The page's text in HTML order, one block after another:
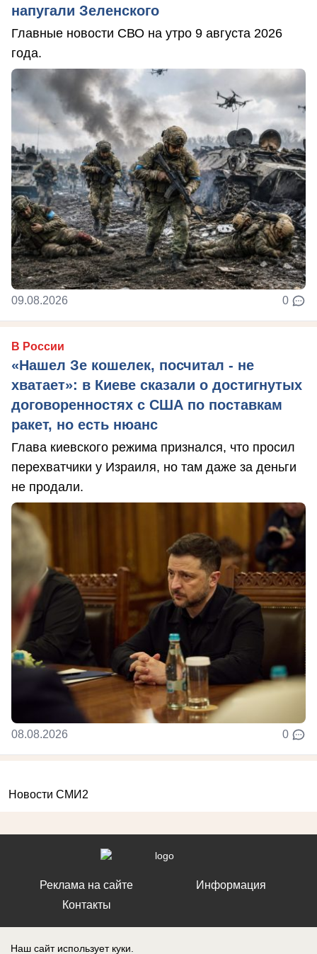
напугали Зеленского
Главные новости СВО на утро 9 августа 2026
года.
09.08.2026 0
В России
«Нашел Зе кошелек, посчитал - не
хватает»: в Киеве сказали о достигнутых
договоренностях с США по поставкам
ракет, но есть нюанс
Глава киевского режима признался, что просил
перехватчики у Израиля, но там даже за деньги
не продали.
08.08.2026 0
Новости СМИ2
Реклама на сайте
Контакты
Информация
Наш сайт использует куки.